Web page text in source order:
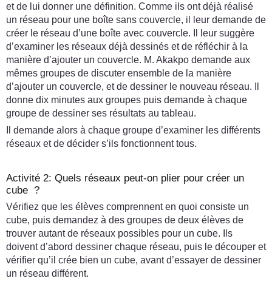
et de lui donner une définition. Comme ils ont déjà réalisé
un réseau pour une boîte sans couvercle, il leur demande de
créer le réseau d’une boîte avec couvercle. Il leur suggère
d’examiner les réseaux déjà dessinés et de réfléchir à la
manière d’ajouter un couvercle. M. Akakpo demande aux
mêmes groupes de discuter ensemble de la manière
d’ajouter un couvercle, et de dessiner le nouveau réseau. Il
donne dix minutes aux groupes puis demande à chaque
groupe de dessiner ses résultats au tableau.
Il demande alors à chaque groupe d’examiner les différents
réseaux et de décider s’ils fonctionnent tous.
Activité 2: Quels réseaux peut-on plier pour créer un
cube ?
Vérifiez que les élèves comprennent en quoi consiste un
cube, puis demandez à des groupes de deux élèves de
trouver autant de réseaux possibles pour un cube. Ils
doivent d’abord dessiner chaque réseau, puis le découper et
vérifier qu’il crée bien un cube, avant d’essayer de dessiner
un réseau différent.